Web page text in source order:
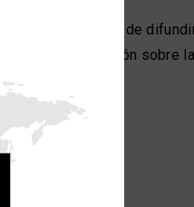
con la mentalidad de
y la concienciación sobre la